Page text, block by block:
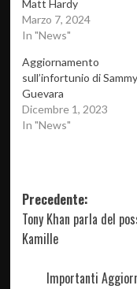
Matt Hardy
Marzo 7, 2024
In "News"
Aggiornamento
sull’infortunio di Sammy
Guevara
Dicembre 1, 2023
In "News"
Navigazione
articolo
Precedente:
Tony Khan parla del
Kamille
Importanti